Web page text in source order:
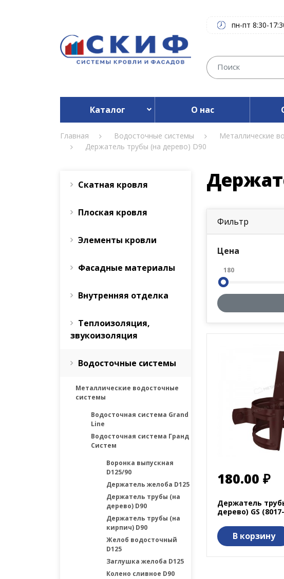
пн-пт 8:30-
Каталог О нас
Главная Водосточные системы Металлические
Держатель трубы (на дерево) D90
Скатная кровля
Плоская кровля
Элементы кровли
Фасадные материалы
Внутренняя отделка
Теплоизоляция,
звукоизоляция
Водосточные системы
Металлические водосточные
системы
Водосточная система Grand
Line
Водосточная система Гранд
Систем
Воронка выпускная
D125/90
Держатель желоба D125
Держатель трубы (на
дерево) D90
Держатель трубы (на
кирпич) D90
Желоб водосточный
D125
Заглушка желоба D125
Колено сливное D90
Фильтр
Цена
180
180.00 ₽
Держатель
дерево) GS
В корзину